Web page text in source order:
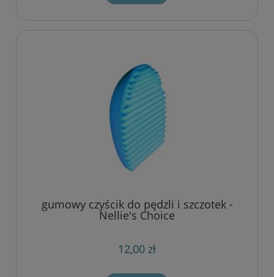
gumowy czyścik do pędzli i szczotek -
Nellie's Choice
12,00 zł